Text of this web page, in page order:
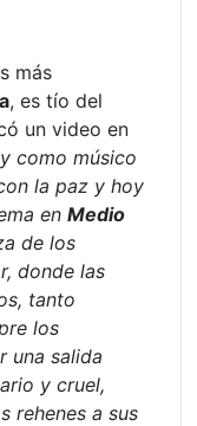
más
, es tío del
un video en
y como músico
la paz y hoy
enMedio
de los
donde las
tanto
los
una salida
y cruel,
rehenes a sus